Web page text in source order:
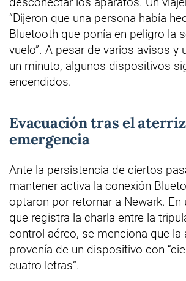
“Dijeron que una persona había
Bluetooth que ponía en peligro la
vuelo”. A pesar de varios avisos y
un minuto, algunos dispositivos
encendidos.
Evacuación tras el
emergencia
Ante la persistencia de ciertos
mantener activa la conexión
optaron por retornar a Newark. En
que registra la charla entre la
control aéreo, se menciona que la
provenía de un dispositivo con
cuatro letras”.